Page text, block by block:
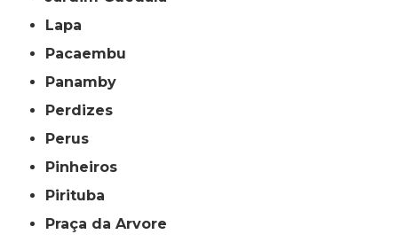
Lapa
Pacaembu
Panamby
Perdizes
Perus
Pinheiros
Pirituba
Praça da Arvore